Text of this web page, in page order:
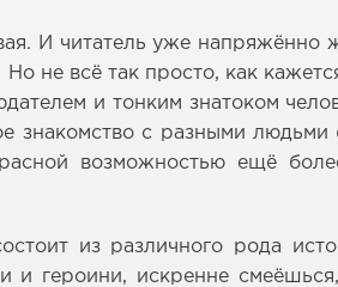
И читатель уже напряжённо
не всё так просто, как
и тонким знатоком
знакомство с разными
возможностью ещё
из различного рода
и героини, искренне